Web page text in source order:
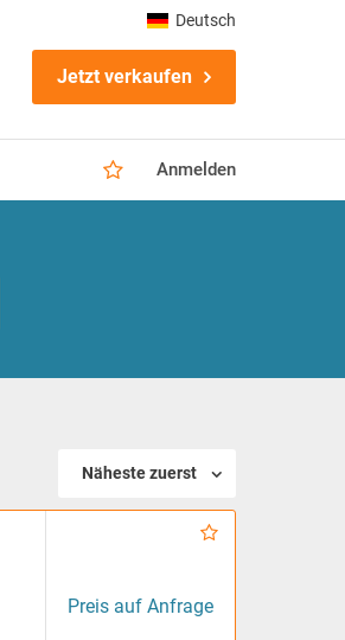
Jetzt verkaufen
Anmelden
Deutsch
Näheste zuerst
Preis auf Anfrage